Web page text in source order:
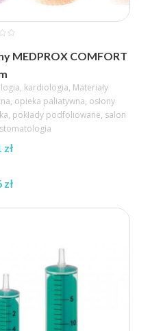
MEDPROX COMFORT
, kardiologia, Materiały
, opieka paliatywna, osłony
, pokłady podfoliowane, salon
stomatologia
zł
zł